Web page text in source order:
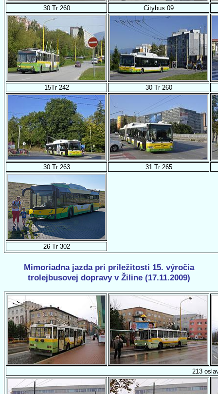
30 Tr 260 Citybus 09
15Tr 242 30 Tr 260
30 Tr 263 31 Tr 265
26 Tr 302
Mimoriadna jazda pri príležitosti 15. výročia
trolejbusovej dopravy v Žiline (17.11.2009)
213